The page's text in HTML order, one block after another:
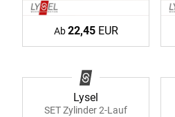
Ab22,45EUR
Lysel
SET Zylinder 2-Lauf